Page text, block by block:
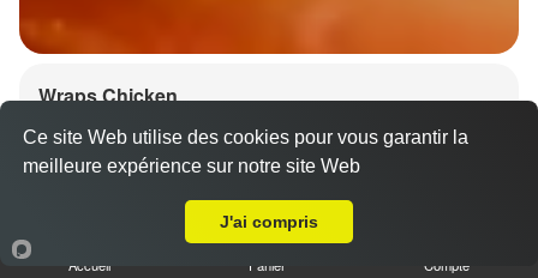
Wraps Chicken
8.50 €
Accueil Panier Compte
Ce site Web utilise des cookies pour vous garantir la
meilleure expérience sur notre site Web
J'ai compris